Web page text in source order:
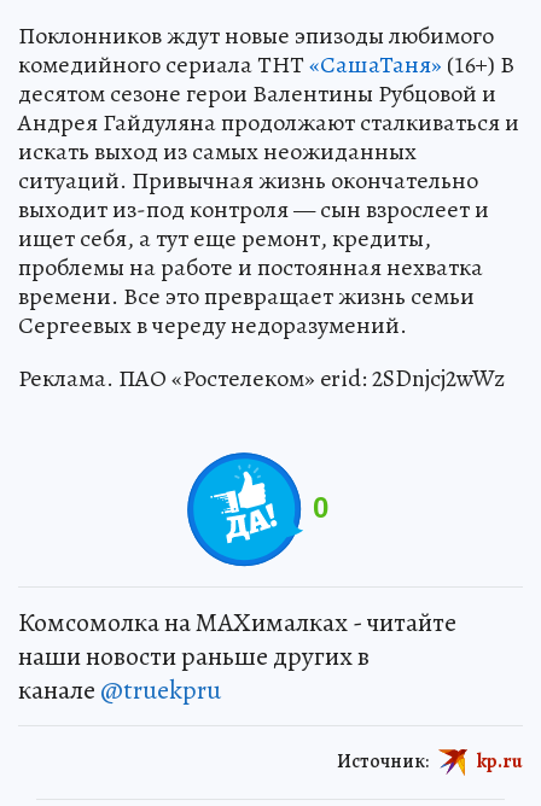
Поклонников ждут новые эпизоды любимого
комедийного сериала ТНТ«СашаТаня» (16+) В
десятом сезоне герои Валентины Рубцовой и
Андрея Гайдуляна продолжают сталкиваться и
искать выход из самых неожиданных
ситуаций. Привычная жизнь окончательно
выходит из-под контроля — сын взрослеет и
ищет себя, а тут еще ремонт, кредиты,
проблемы на работе и постоянная нехватка
времени. Все это превращает жизнь семьи
Сергеевых в череду недоразумений.
Реклама. ПАО «Ростелеком» erid: 2SDnjcj2wWz
0
Комсомолка на MAXималках - читайте
наши новости раньше других в
канале @truekpru
Источник: kp.ru